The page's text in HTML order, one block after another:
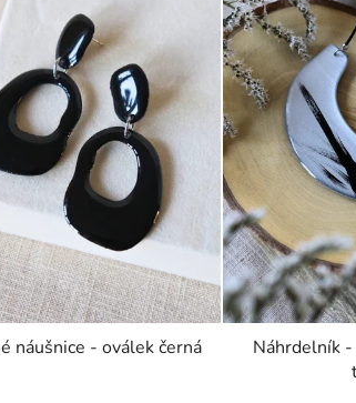
náušnice - oválek černá
Náhrdelník